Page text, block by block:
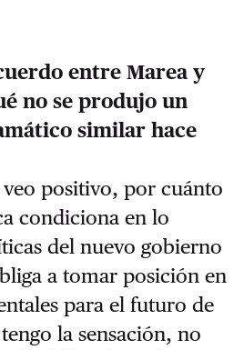
entre Marea y
no se produjo un
similar hace
positivo, por cuánto
condiciona en lo
del nuevo gobierno
a tomar posición en
para el futuro de
la sensación, no